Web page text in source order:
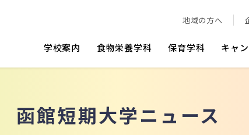
地域の方へ
学校案内 食物栄養学科 保育学科 キャ
函館短期大学ニュース